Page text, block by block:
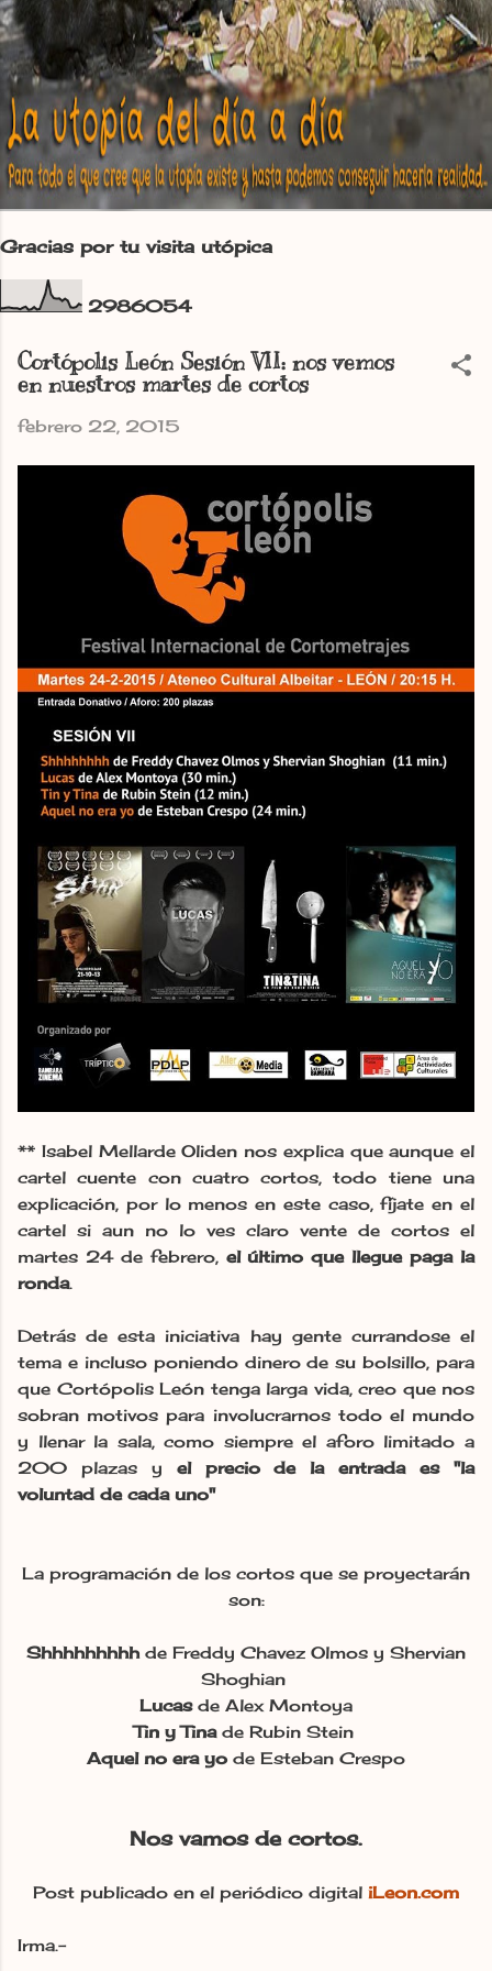
Gracias por tu visita utópica
2986054
Cortópolis León Sesión VII: nos vemos
en nuestros martes de cortos
febrero 22, 2015
** Isabel Mellarde Oliden nos explica que aunque el
cartel cuente con cuatro cortos, todo tiene una
explicación, por lo menos en este caso, fíjate en el
cartel si aun no lo ves claro vente de cortos el
martes 24 de febrero, el último que llegue paga la
ronda.
Detrás de esta iniciativa hay gente currandose el
tema e incluso poniendo dinero de su bolsillo, para
que Cortópolis León tenga larga vida, creo que nos
sobran motivos para involucrarnos todo el mundo
y llenar la sala, como siempre el aforo limitado a
200 plazas y el precio de la entrada es "la
voluntad de cada uno"
La programación de los cortos que se proyectarán
son:
Shhhhhhhhh de Freddy Chavez Olmos y Shervian
Shoghian
Lucasde Alex Montoya
Tin y Tinade Rubin Stein
Aquel no era yo de Esteban Crespo
Nos vamos de cortos.
Post publicado en el periódico digital iLeon.com
Irma.-